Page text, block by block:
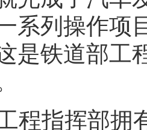
系列操作项
是铁道部工
程指挥部拥